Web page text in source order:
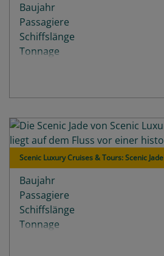
Baujahr
Passagiere
Schiffslänge
Tonnage
Scenic Luxury Cruises & Tours: Scenic Jade
Baujahr
Passagiere
Schiffslänge
Tonnage